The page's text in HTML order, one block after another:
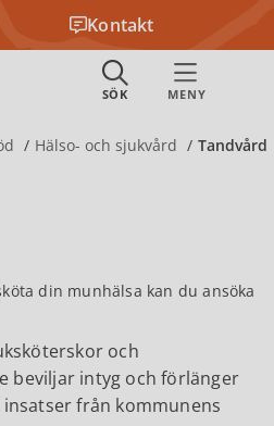
Kontakt
Hälso- och sjukvård Tandvård
din munhälsa kan du ansöka
och
beviljar intyg och förlänger
från kommunens